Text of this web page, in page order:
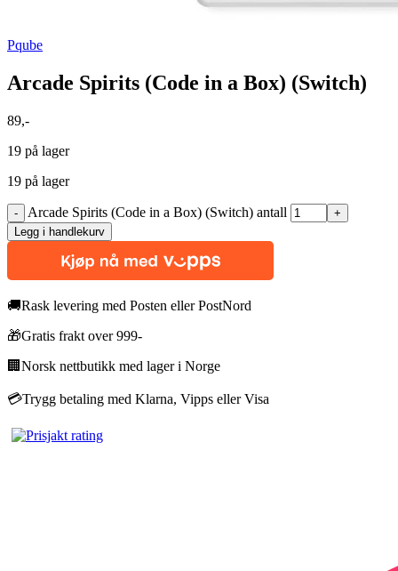
Pqube
Arcade Spirits (Code in a Box) (Switch)
89,-
19 på lager
19 på lager
Arcade Spirits (Code in a Box) (Switch) antall
Legg i handlekurv
🚚Rask levering med Posten eller PostNord
🎁Gratis frakt over 999-
🏢 Norsk nettbutikk med lager i Norge
💳Trygg betaling med Klarna, Vipps eller Visa